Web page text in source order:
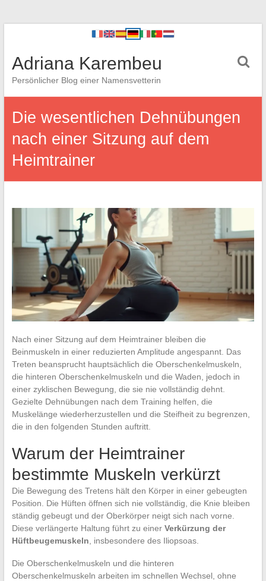
Adriana Karembeu
Persönlicher Blog einer Namensvetterin
Die wesentlichen Dehnübungen
nach einer Sitzung auf dem
Heimtrainer
Nach einer Sitzung auf dem Heimtrainer bleiben die
Beinmuskeln in einer reduzierten Amplitude angespannt. Das
Treten beansprucht hauptsächlich die Oberschenkelmuskeln,
die hinteren Oberschenkelmuskeln und die Waden, jedoch in
einer zyklischen Bewegung, die sie nie vollständig dehnt.
Gezielte Dehnübungen nach dem Training helfen, die
Muskelänge wiederherzustellen und die Steifheit zu begrenzen,
die in den folgenden Stunden auftritt.
Warum der Heimtrainer
bestimmte Muskeln verkürzt
Die Bewegung des Tretens hält den Körper in einer gebeugten
Position. Die Hüften öffnen sich nie vollständig, die Knie bleiben
ständig gebeugt und der Oberkörper neigt sich nach vorne.
Diese verlängerte Haltung führt zu einer Verkürzung der
Hüftbeugemuskeln , insbesondere des Iliopsoas.
Die Oberschenkelmuskeln und die hinteren
Oberschenkelmuskeln arbeiten im schnellen Wechsel, ohne